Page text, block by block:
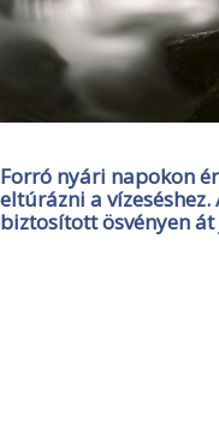
Forró nyári napokon
eltúrázni a
biztosított ösvényen